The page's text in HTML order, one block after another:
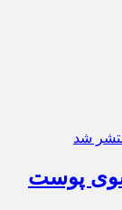
پوست